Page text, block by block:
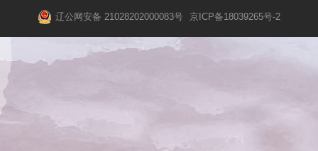
辽公网安备 21028202000083号 京ICP备18039265号-2